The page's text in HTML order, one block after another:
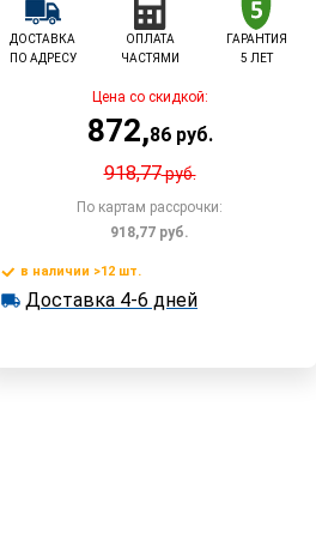
ДОСТАВКА
ПО АДРЕСУ
ОПЛАТА
ЧАСТЯМИ
ГАРАНТИЯ
5 ЛЕТ
Цена со скидкой:
872,86руб.
918,77руб.
По картам рассрочки:
918,77 руб.
В корзину
в наличии >12 шт.
в наличии >12 шт.
Доставка 4-6 дней